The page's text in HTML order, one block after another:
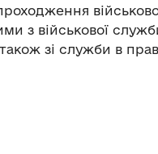
з військової
зі служби в